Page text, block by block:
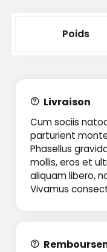
Poids
Livraison
Cum sociis
parturient
Phasellus
mollis, eros et
aliquam libero,
Vivamus